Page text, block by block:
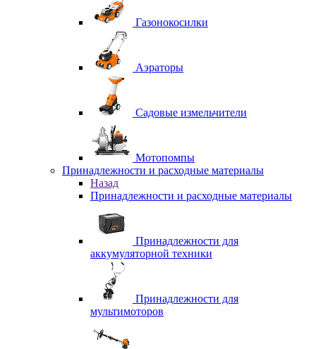
Газонокосилки
Аэраторы
Садовые измельчители
Мотопомпы
Принадлежности и расходные материалы
Назад
Принадлежности и расходные материалы
Принадлежности для
аккумуляторной техники
Принадлежности для
мультимоторов